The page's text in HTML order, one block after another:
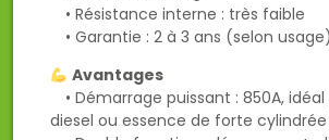
• Résistance interne : très faible
• Garantie : 2 à 3 ans (selon usage)
Avantages
• Démarrage puissant : 850A,
diesel ou essence de forte cylindrée